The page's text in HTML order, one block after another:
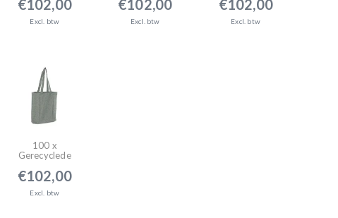
tassen -
Naturel grijs
€102,00
Excl. btw
tassen - Zwart
€102,00
Excl. btw
tassen - Rood
€102,00
Excl. btw
100 x
Gerecyclede
tassen -
Groen
€102,00
Excl. btw